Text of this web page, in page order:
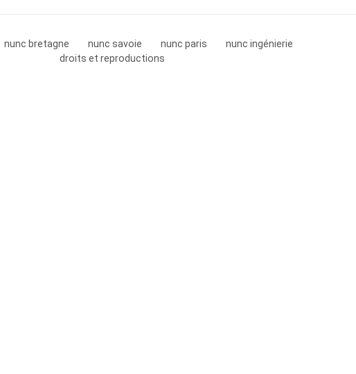
nunc bretagne nunc savoie nunc paris
nunc ingénierie
droits et reproductions